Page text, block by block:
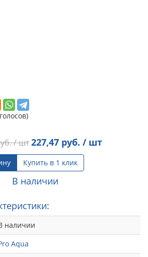
/ шт 227,47руб. / шт
Купить в 1 клик
В наличии
наличии
Aqua